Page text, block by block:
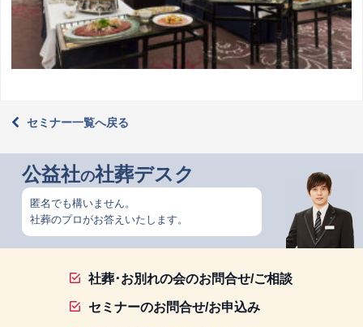
セミナー一覧へ戻る
公益社の社葬デスク
匿名でも構いません。
社葬のプロがお答えいたします。
社葬･お別れの会のお問合せ/ご相談
セミナーのお問合せ/お申込み